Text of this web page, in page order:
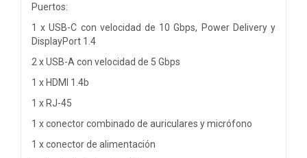
Puertos:
1 x USB-C con velocidad de 10 Gbps, Power Delivery y
DisplayPort 1.4
2 x USB-A con velocidad de 5 Gbps
1 x HDMI 1.4b
1 x RJ-45
1 x conector combinado de auriculares y micrófono
1 x conector de alimentación